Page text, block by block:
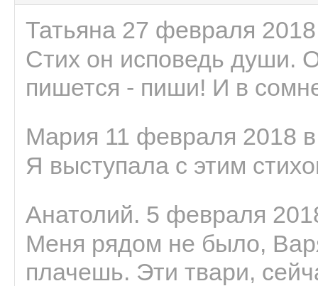
Татьяна 27 февраля
Стих он исповедь души.
пишется - пиши! И в
Мария 11 февраля 2018
Я выступала с этим
Анатолий. 5 февраля
Меня рядом не было,
плачешь. Эти твари,